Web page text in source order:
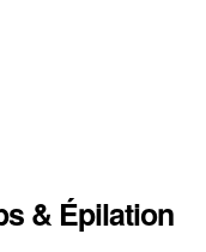
& Épilation